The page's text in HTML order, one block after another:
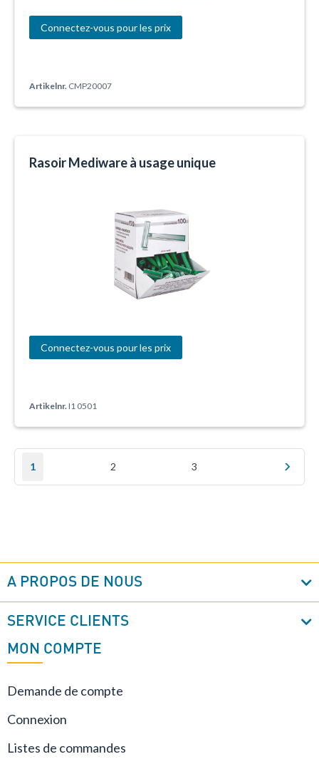
Connectez-vous pour les prix
Artikelnr. CMP20007
Rasoir Mediware à usage unique
Connectez-vous pour les prix
Artikelnr. I1 0501
Vous lisez actuellement la page
1 Page
2 Page
3
A PROPOS DE NOUS
SERVICE CLIENTS
MON COMPTE
Demande de compte
Connexion
Listes de commandes